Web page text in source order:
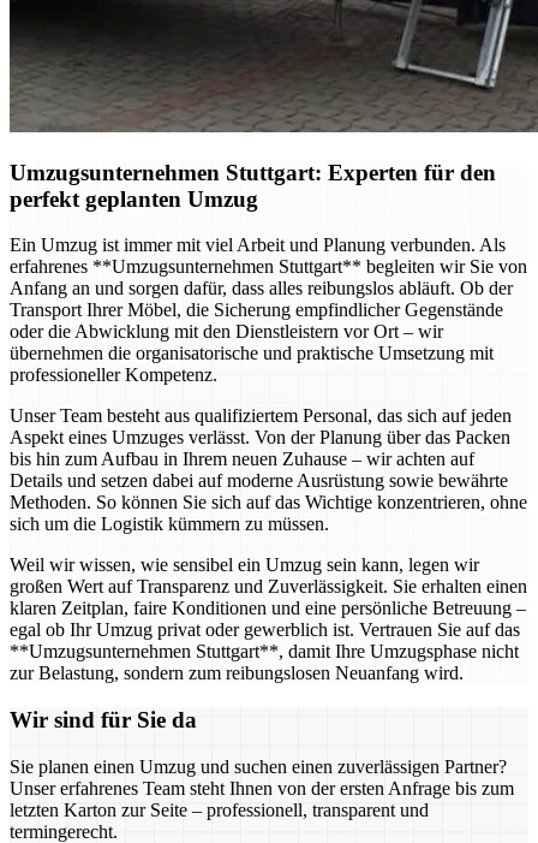
Umzugsunternehmen Stuttgart: Experten für den
perfekt geplanten Umzug
Ein Umzug ist immer mit viel Arbeit und Planung verbunden. Als
erfahrenes **Umzugsunternehmen Stuttgart** begleiten wir Sie von
Anfang an und sorgen dafür, dass alles reibungslos abläuft. Ob der
Transport Ihrer Möbel, die Sicherung empfindlicher Gegenstände
oder die Abwicklung mit den Dienstleistern vor Ort – wir
übernehmen die organisatorische und praktische Umsetzung mit
professioneller Kompetenz.
Unser Team besteht aus qualifiziertem Personal, das sich auf jeden
Aspekt eines Umzuges verlässt. Von der Planung über das Packen
bis hin zum Aufbau in Ihrem neuen Zuhause – wir achten auf
Details und setzen dabei auf moderne Ausrüstung sowie bewährte
Methoden. So können Sie sich auf das Wichtige konzentrieren, ohne
sich um die Logistik kümmern zu müssen.
Weil wir wissen, wie sensibel ein Umzug sein kann, legen wir
großen Wert auf Transparenz und Zuverlässigkeit. Sie erhalten einen
klaren Zeitplan, faire Konditionen und eine persönliche Betreuung –
egal ob Ihr Umzug privat oder gewerblich ist. Vertrauen Sie auf das
**Umzugsunternehmen Stuttgart**, damit Ihre Umzugsphase nicht
zur Belastung, sondern zum reibungslosen Neuanfang wird.
Wir sind für Sie da
Sie planen einen Umzug und suchen einen zuverlässigen Partner?
Unser erfahrenes Team steht Ihnen von der ersten Anfrage bis zum
letzten Karton zur Seite – professionell, transparent und
termingerecht.